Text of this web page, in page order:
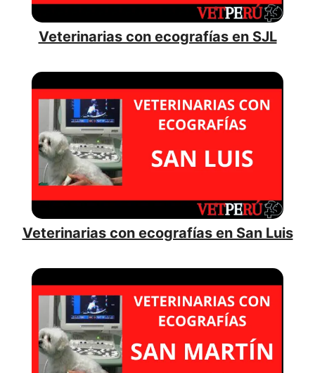
Veterinarias con ecografías en SJL
Veterinarias con ecografías en San Luis